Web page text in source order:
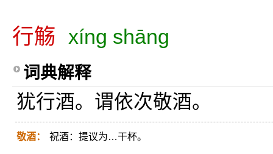
行觞 xíng shāng
词典解释
犹行酒。谓依次敬酒。
敬酒： 祝酒：提议为…干杯。